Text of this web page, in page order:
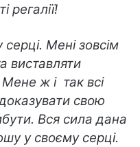
регалії!
серці. Мені зовсім
виставляти
ж і так всі
свою
Вся сила дана
у своєму серці.